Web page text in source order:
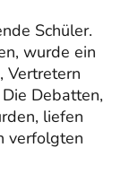
Schüler.
wurde ein
Vertretern
Debatten,
liefen
verfolgten